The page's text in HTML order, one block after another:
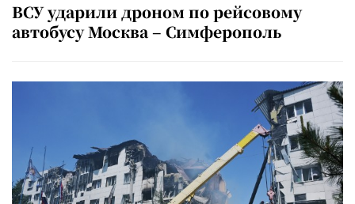
ВСУ ударили дроном по рейсовому
автобусу Москва – Симферополь